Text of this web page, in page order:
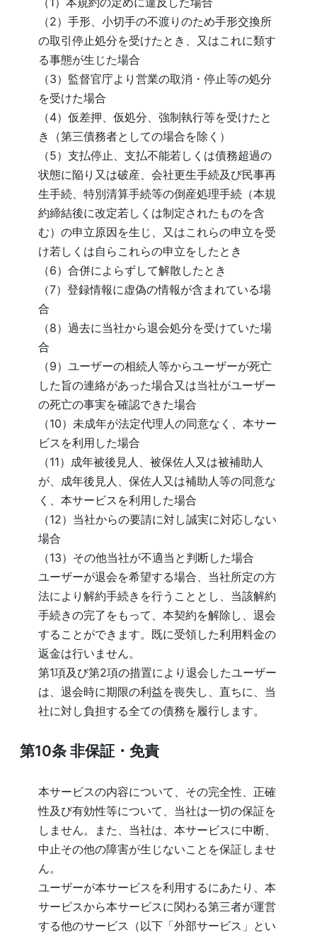
（2）手形、小切手の不渡りのため手形交換所
の取引停止処分を受けたとき、又はこれに類す
る事態が生じた場合
（3）監督官庁より営業の取消・停止等の処分
を受けた場合
（4）仮差押、仮処分、強制執行等を受けたと
き（第三債務者としての場合を除く）
（5）支払停止、支払不能若しくは債務超過の
状態に陥り又は破産、会社更生手続及び民事再
生手続、特別清算手続等の倒産処理手続（本規
約締結後に改定若しくは制定されたものを含
む）の申立原因を生じ、又はこれらの申立を受
け若しくは自らこれらの申立をしたとき
（6）合併によらずして解散したとき
（7）登録情報に虚偽の情報が含まれている場
合
（8）過去に当社から退会処分を受けていた場
合
（9）ユーザーの相続人等からユーザーが死亡
した旨の連絡があった場合又は当社がユーザー
の死亡の事実を確認できた場合
（10）未成年が法定代理人の同意なく、本サー
ビスを利用した場合
（11）成年被後見人、被保佐人又は被補助人
が、成年後見人、保佐人又は補助人等の同意な
く、本サービスを利用した場合
（12）当社からの要請に対し誠実に対応しない
場合
（13）その他当社が不適当と判断した場合
ユーザーが退会を希望する場合、当社所定の方
法により解約手続きを行うこととし、当該解約
手続きの完了をもって、本契約を解除し、退会
することができます。既に受領した利用料金の
返金は行いません。
第1項及び第2項の措置により退会したユーザー
は、退会時に期限の利益を喪失し、直ちに、当
社に対し負担する全ての債務を履行します。
第10条 非保証・免責
本サービスの内容について、その完全性、正確
性及び有効性等について、当社は一切の保証を
しません。また、当社は、本サービスに中断、
中止その他の障害が生じないことを保証しませ
ん。
ユーザーが本サービスを利用するにあたり、本
サービスから本サービスに関わる第三者が運営
する他のサービス（以下「外部サービス」とい